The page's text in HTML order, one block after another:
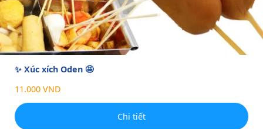
✨ Xúc xích Oden 🤩
11.000 VND
Chi tiết